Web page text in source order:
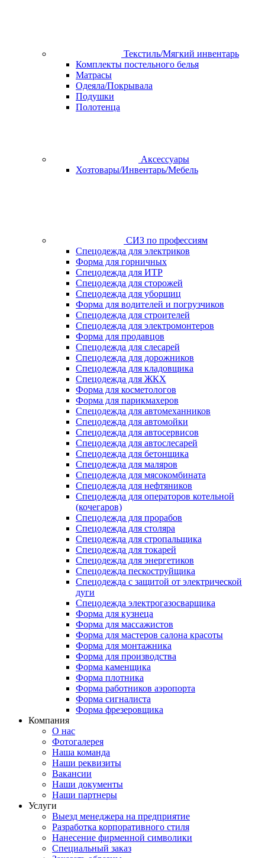
Текстиль/Мягкий инвентарь
Комплекты постельного белья
Матрасы
Одеяла/Покрывала
Подушки
Полотенца
Аксессуары
Хозтовары/Инвентарь/Мебель
СИЗ по профессиям
Спецодежда для электриков
Форма для горничных
Спецодежда для ИТР
Спецодежда для сторожей
Спецодежда для уборщиц
Форма для водителей и погрузчиков
Спецодежда для строителей
Спецодежда для электромонтеров
Форма для продавцов
Спецодежда для слесарей
Спецодежда для дорожников
Спецодежда для кладовщика
Спецодежда для ЖКХ
Форма для косметологов
Форма для парикмахеров
Спецодежда для автомеханников
Спецодежда для автомойки
Спецодежда для автосервисов
Спецодежда для автослесарей
Спецодежда для бетонщика
Спецодежда для маляров
Спецодежда для мясокомбината
Спецодежда для нефтяников
Спецодежда для операторов котельной
(кочегаров)
Спецодежда для прорабов
Спецодежда для столяра
Спецодежда для стропальщика
Спецодежда для токарей
Спецодежда для энергетиков
Спецодежда пескоструйщика
Спецодежда с защитой от электрической
дуги
Спецодежда электрогазосварщика
Форма для кузнеца
Форма для массажистов
Форма для мастеров салона красоты
Форма для монтажника
Форма для производства
Форма каменщика
Форма плотника
Форма работников аэропорта
Форма сигналиста
Форма фрезеровщика
Компания
О нас
Фотогалерея
Наша команда
Наши реквизиты
Вакансии
Наши документы
Наши партнеры
Услуги
Выезд менеджера на предприятие
Разработка корпоративного стиля
Нанесение фирменной символики
Специальный заказ